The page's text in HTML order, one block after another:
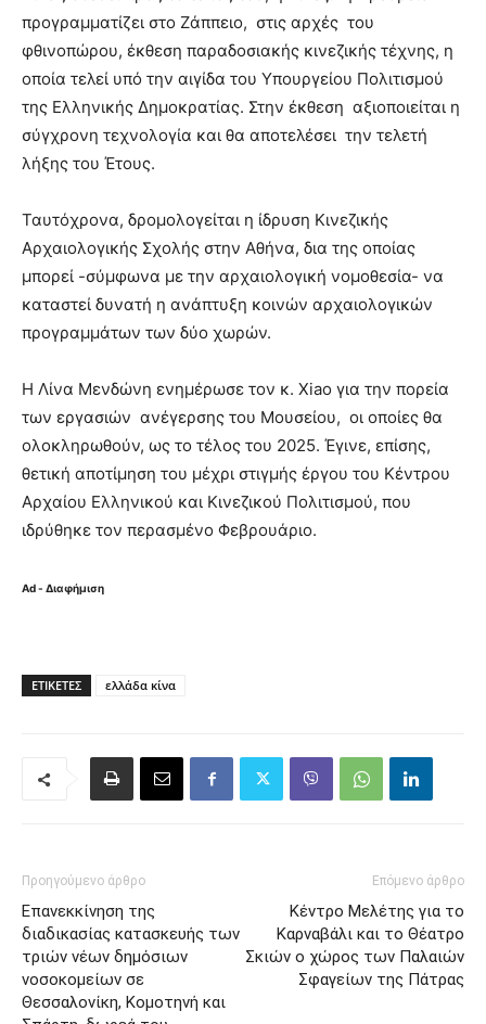
προγραμματίζει στο Ζάππειο, στις αρχές του
φθινοπώρου, έκθεση παραδοσιακής κινεζικής τέχνης, η
οποία τελεί υπό την αιγίδα του Υπουργείου Πολιτισμού
της Ελληνικής Δημοκρατίας. Στην έκθεση αξιοποιείται η
σύγχρονη τεχνολογία και θα αποτελέσει την τελετή
λήξης του Έτους.
Ταυτόχρονα, δρομολογείται η ίδρυση Κινεζικής
Αρχαιολογικής Σχολής στην Αθήνα, δια της οποίας
μπορεί -σύμφωνα με την αρχαιολογική νομοθεσία- να
καταστεί δυνατή η ανάπτυξη κοινών αρχαιολογικών
προγραμμάτων των δύο χωρών.
Η Λίνα Μενδώνη ενημέρωσε τον κ. Xiao για την πορεία
των εργασιών ανέγερσης του Μουσείου, οι οποίες θα
ολοκληρωθούν, ως το τέλος του 2025. Έγινε, επίσης,
θετική αποτίμηση του μέχρι στιγμής έργου του Κέντρου
Αρχαίου Ελληνικού και Κινεζικού Πολιτισμού, που
ιδρύθηκε τον περασμένο Φεβρουάριο.
Ad - Διαφήμιση
ΕΤΙΚΈΤΕΣ ελλάδα κίνα
Προηγούμενο άρθρο
Επανεκκίνηση της
διαδικασίας κατασκευής των
τριών νέων δημόσιων
νοσοκομείων σε
Θεσσαλονίκη, Κομοτηνή και
Επόμενο άρθρο
Κέντρο Μελέτης για το
Καρναβάλι και το Θέατρο
Σκιών ο χώρος των Παλαιών
Σφαγείων της Πάτρας